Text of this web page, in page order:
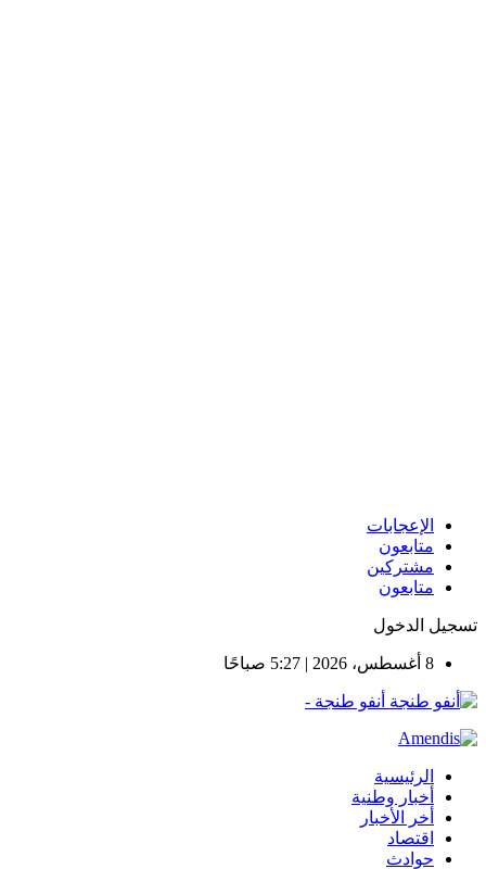
الإعجابات
متابعون
مشتركين
متابعون
تسجيل الدخول
أنفو طنجة -
الرئيسية
أخبار وطنية
أخر الأخبار
اقتصاد
حوادث